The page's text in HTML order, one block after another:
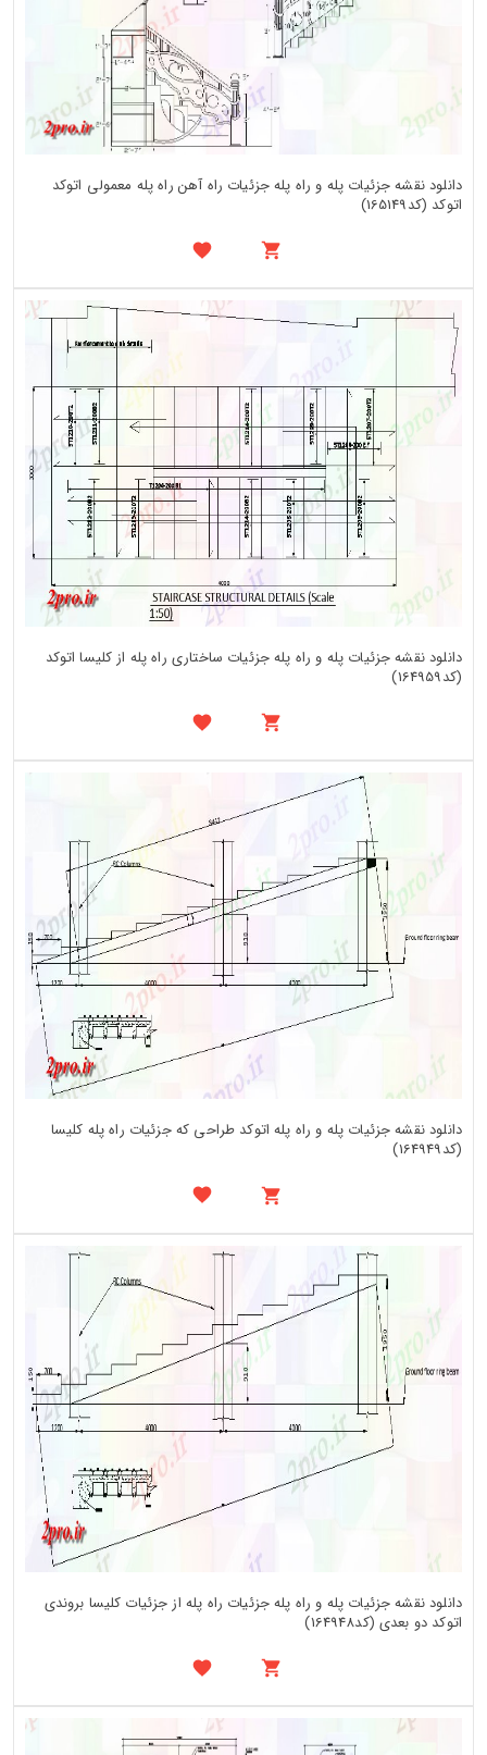
دانلود نقشه جزئیات پله و راه پله جزئیات راه آهن راه پله معمولی اتوکد
اتوکد (کد165149)
دانلود نقشه جزئیات پله و راه پله جزئیات ساختاری راه پله از کلیسا اتوکد
(کد164959)
دانلود نقشه جزئیات پله و راه پله اتوکد طراحی که جزئیات راه پله کلیسا
(کد164949)
دانلود نقشه جزئیات پله و راه پله جزئیات راه پله از جزئیات کلیسا بروندی
اتوکد دو بعدی (کد164948)